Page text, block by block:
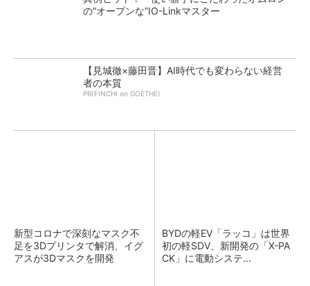
の“オープンな”IO-Linkマスター
【見城徹×藤田晋】AI時代でも変わらない経営
者の本質
PR(FINCHI on GOETHE)
新型コロナで深刻なマスク不
足を3Dプリンタで解消、イグ
アスが3Dマスクを開発
BYDの軽EV「ラッコ」は世界
初の軽SDV、新開発の「X-PA
CK」に電動システ...